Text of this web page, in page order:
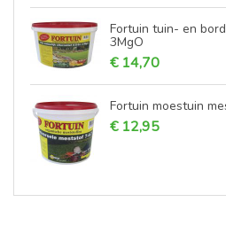
Fortuin tuin- en
3MgO
€ 14,70
Fortuin moestuin
€ 12,95